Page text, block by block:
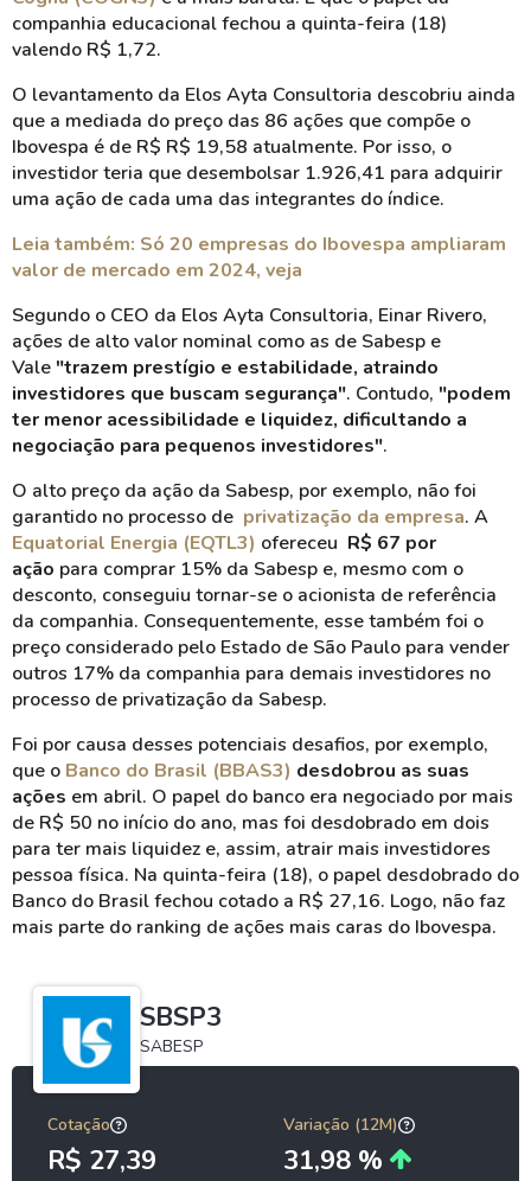
companhia educacional fechou a quinta-feira (18)
valendo R$ 1,72.
O levantamento da Elos Ayta Consultoria descobriu ainda
que a mediada do preço das 86 ações que compõe o
Ibovespa é de R$ R$ 19,58 atualmente. Por isso, o
investidor teria que desembolsar 1.926,41 para adquirir
uma ação de cada uma das integrantes do índice.
Leia também: Só 20 empresas do Ibovespa ampliaram
valor de mercado em 2024, veja
Segundo o CEO da Elos Ayta Consultoria, Einar Rivero,
ações de alto valor nominal como as de Sabesp e
Vale "trazem prestígio e estabilidade, atraindo
investidores que buscam segurança". Contudo, "podem
ter menor acessibilidade e liquidez, dificultando a
negociação para pequenos investidores".
O alto preço da ação da Sabesp, por exemplo, não foi
garantido no processo de privatização da empresa. A
Equatorial Energia (EQTL3) ofereceu R$ 67 por
ação para comprar 15% da Sabesp e, mesmo com o
desconto, conseguiu tornar-se o acionista de referência
da companhia. Consequentemente, esse também foi o
preço considerado pelo Estado de São Paulo para vender
outros 17% da companhia para demais investidores no
processo de privatização da Sabesp.
Foi por causa desses potenciais desafios, por exemplo,
que o Banco do Brasil (BBAS3) desdobrou as suas
ações em abril. O papel do banco era negociado por mais
de R$ 50 no início do ano, mas foi desdobrado em dois
para ter mais liquidez e, assim, atrair mais investidores
pessoa física. Na quinta-feira (18), o papel desdobrado do
Banco do Brasil fechou cotado a R$ 27,16. Logo, não faz
mais parte do ranking de ações mais caras do Ibovespa.
SBSP3
SABESP
Cotação
R$ 27,39
Variação (12M)
31,98 %